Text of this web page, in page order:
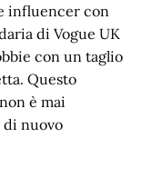
influencer con
di Vogue UK
con un taglio
Questo
è mai
di nuovo